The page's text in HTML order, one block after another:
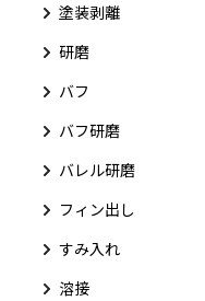
塗装剥離
研磨
バフ
バフ研磨
バレル研磨
フィン出し
すみ入れ
溶接